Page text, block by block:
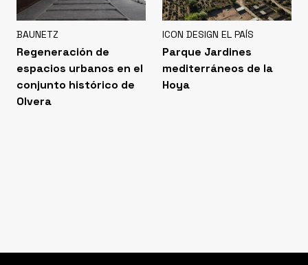
BAUNETZ
Regeneración de
espacios urbanos en el
conjunto histórico de
Olvera
ICON DESIGN EL PAÍS
Parque Jardines
mediterráneos de la
Hoya